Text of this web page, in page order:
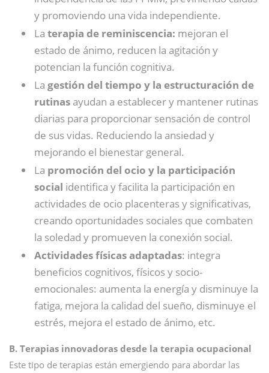
y promoviendo una vida independiente.
La terapia de reminiscencia: mejoran el
estado de ánimo, reducen la agitación y
potencian la función cognitiva.
La gestión del tiempo y la estructuración de
rutinas ayudan a establecer y mantener rutinas
diarias para proporcionar sensación de control
de sus vidas. Reduciendo la ansiedad y
mejorando el bienestar general.
La promoción del ocio y la participación
social identifica y facilita la participación en
actividades de ocio placenteras y significativas,
creando oportunidades sociales que combaten
la soledad y promueven la conexión social.
Actividades físicas adaptadas: integra
beneficios cognitivos, físicos y socio-
emocionales: aumenta la energía y disminuye la
fatiga, mejora la calidad del sueño, disminuye el
estrés, mejora el estado de ánimo, etc.
B. Terapias innovadoras desde la terapia ocupacional
Este tipo de terapias están emergiendo para abordar las